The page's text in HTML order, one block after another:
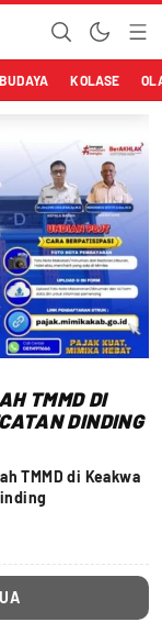
BUDAYA KOLASE
TMMD DI
DINDING
TMMD di Keakwa